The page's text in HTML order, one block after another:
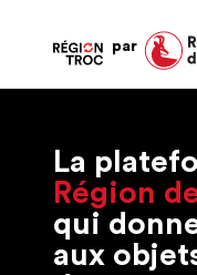
par
La
Région
qui
aux